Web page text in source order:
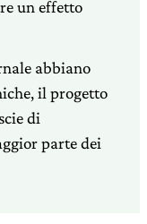
un effetto
abbiano
il progetto
di
parte dei